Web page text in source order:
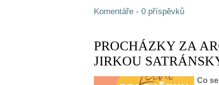
Komentáře - 0 příspěvků
PROCHÁZKY ZA
JIRKOU
Co